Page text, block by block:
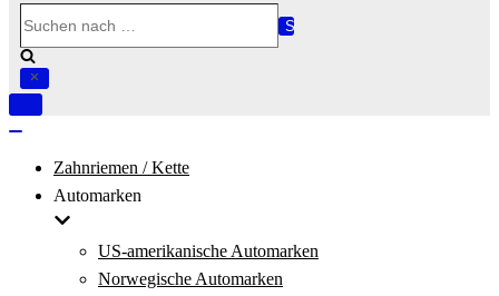
nach …
Navigation
Zahnriemen / Kette
Automarken
US-amerikanische Automarken
Norwegische Automarken